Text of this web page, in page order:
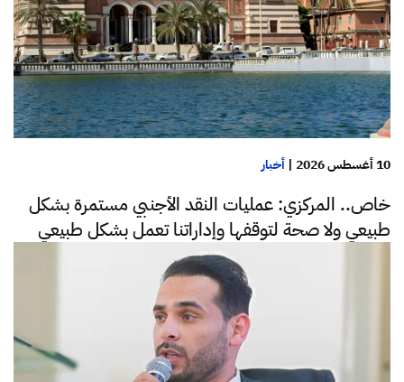
10 أغسطس 2026 | أخبار
خاص.. المركزي: عمليات النقد الأجنبي مستمرة بشكل
طبيعي ولا صحة لتوقفها وإداراتنا تعمل بشكل طبيعي